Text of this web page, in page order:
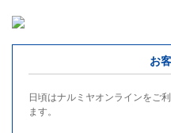
お
日頃はナルミヤオンラインをご
ます。